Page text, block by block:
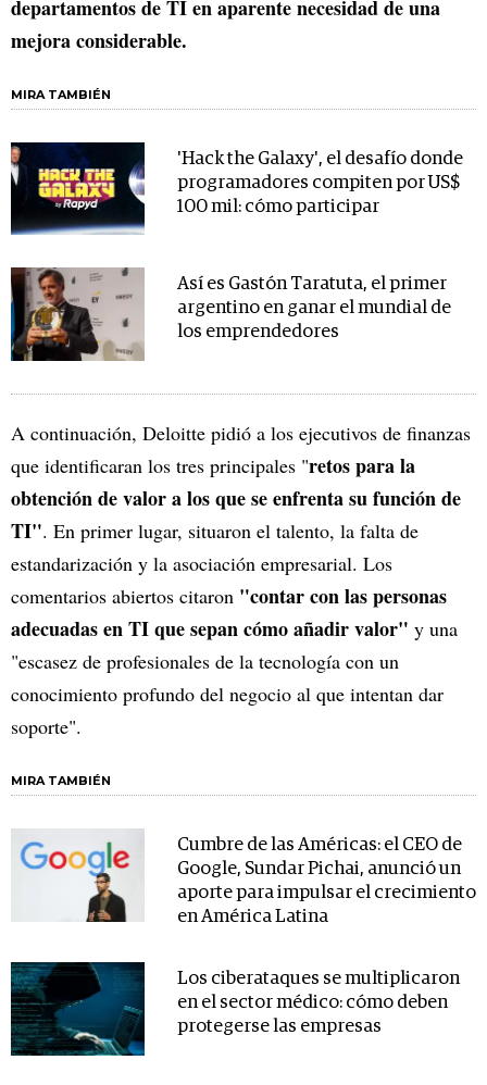
departamentos de TI en aparente necesidad de una
mejora considerable.
MIRA TAMBIÉN
'Hack the Galaxy', el desafío donde
programadores compiten por US$
100 mil: cómo participar
Así es Gastón Taratuta, el primer
argentino en ganar el mundial de
los emprendedores
A continuación, Deloitte pidió a los ejecutivos de finanzas
que identificaran los tres principales "retos para la
obtención de valor a los que se enfrenta su función de
TI". En primer lugar, situaron el talento, la falta de
estandarización y la asociación empresarial. Los
comentarios abiertos citaron "contar con las personas
adecuadas en TI que sepan cómo añadir valor" y una
"escasez de profesionales de la tecnología con un
conocimiento profundo del negocio al que intentan dar
soporte".
MIRA TAMBIÉN
Cumbre de las Américas: el CEO de
Google, Sundar Pichai, anunció un
aporte para impulsar el crecimiento
en América Latina
Los ciberataques se multiplicaron
en el sector médico: cómo deben
protegerse las empresas